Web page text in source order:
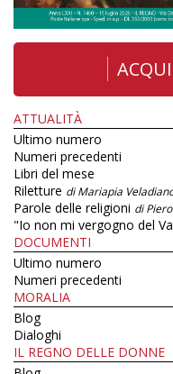
ATTUALITÀ
Ultimo numero
Numeri precedenti
Libri del mese
Riletture di Mariapia
Parole delle religioni di
"Io non mi vergogno del
DOCUMENTI
Ultimo numero
Numeri precedenti
MORALIA
Blog
Dialoghi
IL REGNO DELLE DONNE